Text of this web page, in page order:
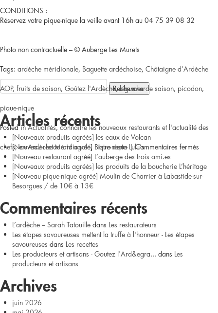
pour
un
groupe
?
CONDITIONS :
Réservez votre pique-nique la veille avant 16h au 04 75 39 08 32
Photo non contractuelle – © Auberge Les Murets
Tags: ardèche méridionale, Baguette ardéchoise, Châtaigne d'Ardèche
AOP, fruits de saison, Goûtez l'Ardèche,légumes de saison, picodon,
pique-nique
Posted inActualités, connaitre les nouveaux restaurants et l'actualité des
chefs,en Ardèche Méridionale, Pique-nique |Commentaires fermés
Rechercher :
Articles récents
[Nouveaux produits agréés] les eaux de Volcan
[Nouveau restaurant agréé] Bistro resto Lulu’s
[Nouveau restaurant agréé] L’auberge des trois ami.es
[Nouveaux produits agréés] les produits de la boucherie L’héritage
[Nouveau pique-nique agréé] Moulin de Charrier à Labastide-sur-
Besorgues / de 10€ à 13€
Commentaires récents
L’ardèche – Sarah Tatouille dans Les restaurateurs
Les étapes savoureuses mettent la truffe à l'honneur - Les étapes
savoureuses dans Les recettes
Les producteurs et artisans - Goutez l'Ard&egra... dans Les
producteurs et artisans
Archives
juin 2026